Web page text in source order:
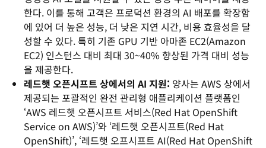
한다. 이를 통해 고객은 프로덕션 환경의 AI 배포를 확장함
에 있어 더 높은 성능, 더 낮은 지연 시간, 비용 효율성을 달
성할 수 있다. 특히 기존 GPU 기반 아마존 EC2(Amazon
EC2) 인스턴스 대비 최대 30~40% 향상된 가격 대비 성능
을 제공한다.
레드햇 오픈시프트 상에서의 AI 지원: 양사는 AWS 상에서
제공되는 포괄적인 완전 관리형 애플리케이션 플랫폼인
‘AWS 레드햇 오픈시프트 서비스(Red Hat OpenShift
Service on AWS)’와 ‘레드햇 오픈시프트(Red Hat
OpenShift)’, ‘레드햇 오프시프트 AI(Red Hat OpenShift